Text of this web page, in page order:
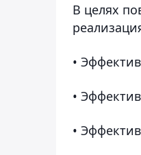
В целях
•
•
•